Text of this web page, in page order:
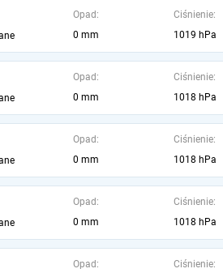
Opad:
0 mm
Ciśnienie:
1019 hPa
Opad:
0 mm
Ciśnienie:
1018 hPa
Opad:
0 mm
Ciśnienie:
1018 hPa
Opad:
0 mm
Ciśnienie:
1018 hPa
Opad:
Ciśnienie: